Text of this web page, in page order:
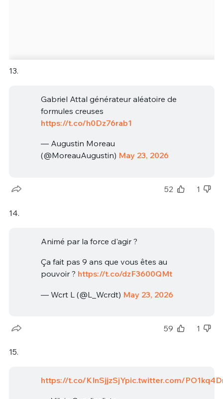
13.
Gabriel Attal générateur aléatoire de
formules creuses
https://t.co/h0Dz76rab1
— Augustin Moreau
(@MoreauAugustin) May 23, 2026
52 1
14.
Animé par la force d'agir ?
Ça fait pas 9 ans que vous êtes au
pouvoir ? https://t.co/dzF3600QMt
— Wcrt L (@L_Wcrdt) May 23, 2026
59 1
15.
https://t.co/KInSjjzSjYpic.twitter.com/